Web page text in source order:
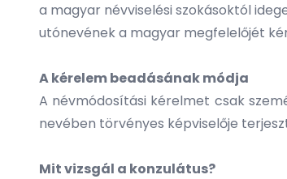
a magyar névviselési szokásoktól
utónevének a magyar megfelelőjét
A kérelem beadásának módja
A névmódosítási kérelmet csak
nevében törvényes képviselője
Mit vizsgál a konzulátus?